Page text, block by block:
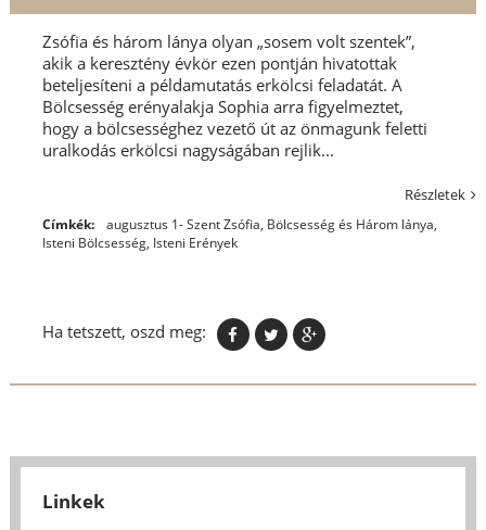
Zsófia és három lánya olyan „sosem volt szentek”,
akik a keresztény évkör ezen pontján hivatottak
beteljesíteni a példamutatás erkölcsi feladatát. A
Bölcsesség erényalakja Sophia arra figyelmeztet,
hogy a bölcsességhez vezető út az önmagunk feletti
uralkodás erkölcsi nagyságában rejlik...
Részletek
Címkék: augusztus 1- Szent Zsófia, Bölcsesség és Három lánya,
Isteni Bölcsesség, Isteni Erények
Ha tetszett, oszd meg:
Linkek